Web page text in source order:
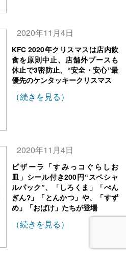
2020年11月4日
KFC 2020年クリスマスは店内飲
食を原則中止、店舗外ブースも
休止で3密防止、“安全・安心”最
優先のケンタッキークリスマス
（続きを見る）
2020年11月4日
ピザーラ「すみっコぐらしお
皿」シール付き200円“スペシャ
ルパック”、「しろくま」「ぺん
ぎん?」「とんかつ」や、「すず
め」「おばけ」たちが登場
（続きを見る）